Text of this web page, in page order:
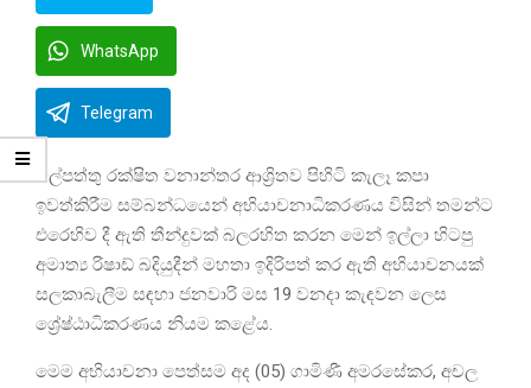
WhatsApp
Telegram
විල්පත්තු රක්ෂිත වනාන්තර ආශ්‍රිතව පිහිටි කැලෑ කපා
ඉවත්කිරීම සම්බන්ධයෙන් අභියාචනාධිකරණය විසින් තමන්ට
එරෙහිව දී ඇති තීන්දුවක් බලරහිත කරන මෙන් ඉල්ලා හිටපු
අමාත්‍ය රිෂාඩ් බදියුදීන් මහතා ඉදිරිපත් කර ඇති අභියාචනයක්
සලකාබැලීම සඳහා ජනවාරි මස 19 වනදා කැඳවන ලෙස
ශ්‍රේෂ්ඨාධිකරණය නියම කළේය.
මෙම අභියාචනා පෙත්සම අද (05) ගාමිණී අමරසේකර, අචල